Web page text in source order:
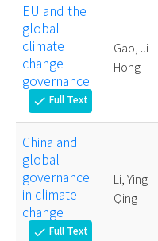
EU and the
global
climate
change
governance
check Full Text
Gao, Ji
Hong
China and
global
governance
in climate
change
check Full Text
Li, Ying
Qing